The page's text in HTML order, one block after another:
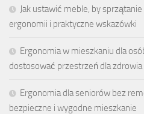
Jak ustawić meble, by
ergonomii i praktyczne wskazówki
Ergonomia w mieszkaniu dla
dostosować przestrzeń dla
Ergonomia dla seniorów bez
bezpieczne i wygodne mieszkanie